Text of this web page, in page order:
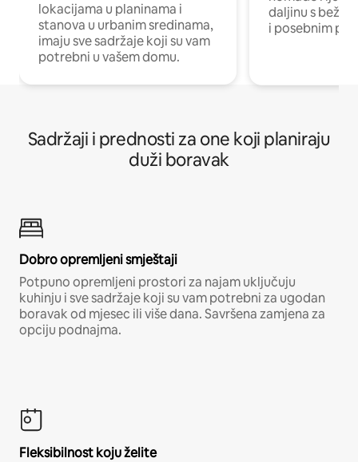
lokacijama u planinama i
stanova u urbanim sredinama,
imaju sve sadržaje koji su vam
potrebni u vašem domu.
daljinu s
i posebnim
Sadržaji i prednosti za one koji planiraju
duži boravak
Dobro opremljeni smještaji
Potpuno opremljeni prostori za najam uključuju
kuhinju i sve sadržaje koji su vam potrebni za ugodan
boravak od mjesec ili više dana. Savršena zamjena za
opciju podnajma.
Fleksibilnost koju želite